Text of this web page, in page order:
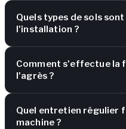
Quels types de sols
l'installation ?
Comment s'effectue la
l'agrès ?
Quel entretien régulier
machine ?